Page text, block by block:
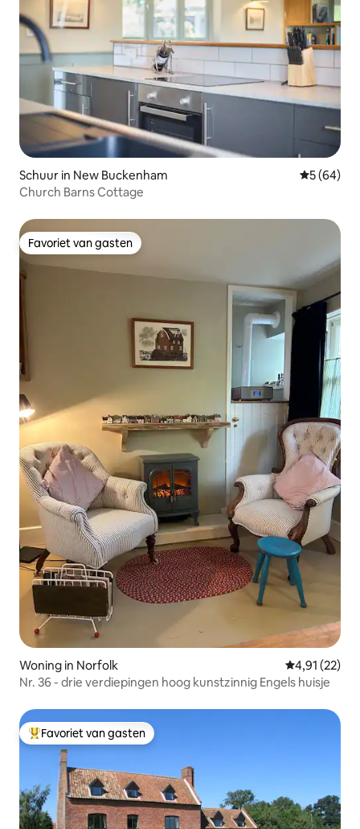
Schuur in New Buckenham
5 (64)
Church Barns Cottage
Favoriet van gasten
Favoriet van gasten
Woning in Norfolk Gemiddelde
4,91 (22)
Nr. 36 - drie verdiepingen hoog kunstzinnig Engels huisje
Topfavoriet van gasten
Favoriet van gasten